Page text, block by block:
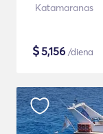
Katamaranas
$5,156 /diena